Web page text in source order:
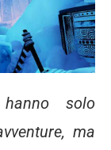
solo
ma